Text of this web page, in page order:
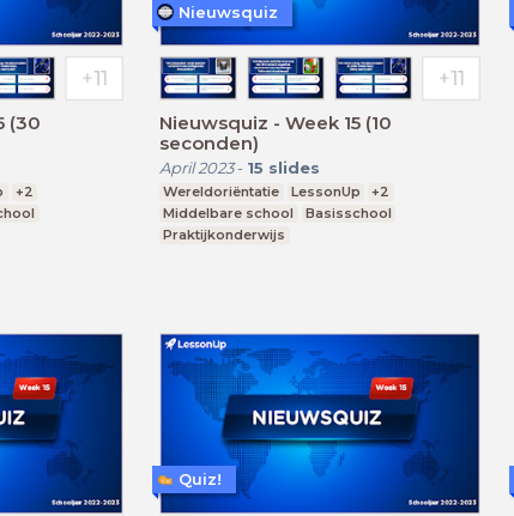
+2
Nieuwsquiz - Week 15 (10
seconden)
April 2023- 15 slides
Wereldoriëntatie LessonUp
+2
Middelbare school
Basisschool
Praktijkonderwijs
Nieuwsquiz
Quiz!